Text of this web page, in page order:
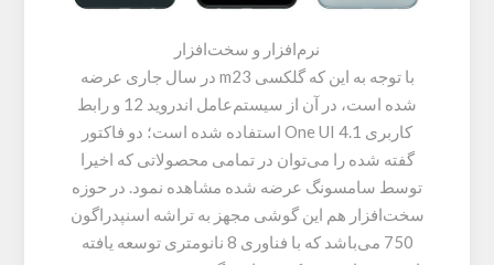
نرم‌افزار و سخت‌افزار
با توجه به این که گلکسی m23 در سال جاری عرضه
شده است، در آن از سیستم‌عامل اندروید 12 و رابط
کاربری One UI 4.1 استفاده شده است؛ دو فاکتور
گفته شده را می‌توان در تمامی محصولاتی که اخیرا
توسط سامسونگ عرضه شده مشاهده نمود. در حوزه
سخت‌افزار هم این گوشی مجهز به تراشه اسنپدراگون
750 می‌باشد که با فناوری 8 نانومتری توسعه یافته